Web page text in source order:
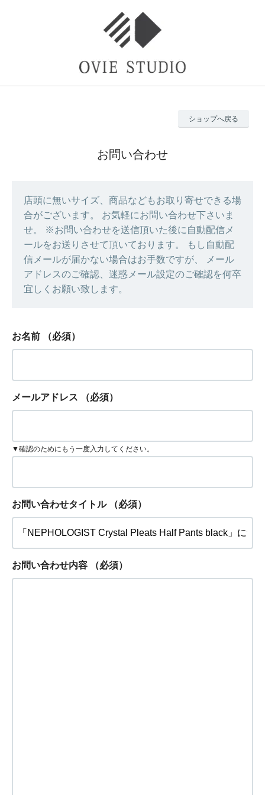
ショップへ戻る
お問い合わせ
店頭に無いサイズ、商品などもお取り寄せできる場
合がございます。 お気軽にお問い合わせ下さいま
せ。 ※お問い合わせを送信頂いた後に自動配信メ
ールをお送りさせて頂いております。 もし自動配
信メールが届かない場合はお手数ですが、 メール
アドレスのご確認、迷惑メール設定のご確認を何卒
宜しくお願い致します。
お名前 （必須）
メールアドレス （必須）
▼確認のためにもう一度入力してください。
お問い合わせタイトル （必須）
お問い合わせ内容 （必須）